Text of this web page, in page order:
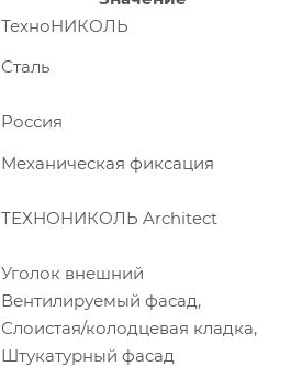
ТехноНИКОЛЬ
Сталь
Россия
Механическая фиксация
ТЕХНОНИКОЛЬ Architect
Уголок внешний
Вентилируемый фасад,
Слоистая/колодцевая кладка,
Штукатурный фасад